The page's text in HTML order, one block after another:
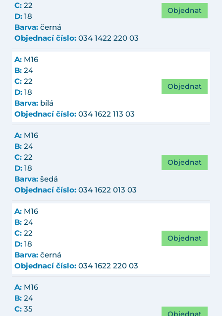
C: 22
D: 18
Barva: černá
Objednací číslo: 034 1422 220 03
Objednat
A: M16
B: 24
C: 22
D: 18
Barva: bílá
Objednací číslo: 034 1622 113 03
Objednat
A: M16
B: 24
C: 22
D: 18
Barva: šedá
Objednací číslo: 034 1622 013 03
Objednat
A: M16
B: 24
C: 22
D: 18
Barva: černá
Objednací číslo: 034 1622 220 03
Objednat
A: M16
B: 24
C: 35
Objednat